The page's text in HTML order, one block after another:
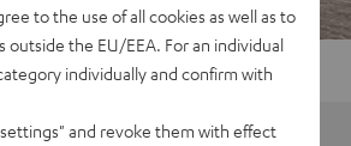
to the use of all cookies as well as to
the EU/EEA. For an individual
individually and confirm with
and revoke them with effect